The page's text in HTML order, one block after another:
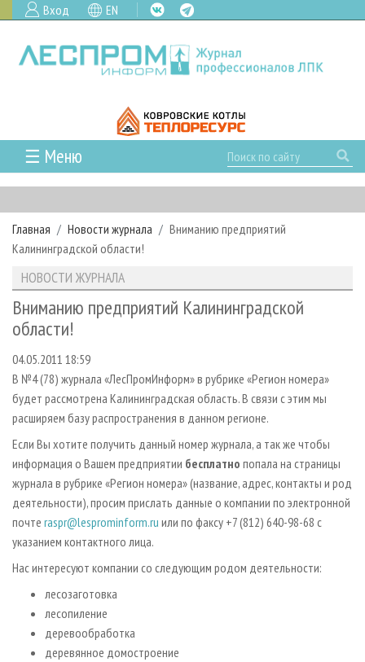
Вход EN
☰ Меню
ГЛАВНАЯ
РУБРИКИ И ТЕМЫ
РУБРИКИ ЖУРНАЛА
ЛЕСОЗАГОТОВКА
ЛЕСОПИЛЕНИЕ
СУШКА ДРЕВЕСИНЫ
ПРОИЗВОДСТВО ДРЕВЕСНЫХ ПЛИТ
ДЕРЕВЯННОЕ ДОМОСТРОЕНИЕ
ПРОИЗВОДСТВО МЕБЕЛИ
БИОЭНЕРГЕТИКА
ЦБП
ИНСТРУМЕНТ И МАТЕРИАЛЫ
НОВОСТИ
НОВОСТИ ЛПК
НОВОСТИ ЖУРНАЛА
ПРОЕКТЫ ЛПИ
АНАЛИТИКА
ПРЕДПРИЯТИЯ ЛПК
ПЕРСОНЫ
МОБИЛЬНЫЕ ВЫСТАВКИ
ОФИЦИАЛЬНЫЕ ДЕЛЕГАЦИИ
ПРИОРИТЕТНЫЕ ИНВЕСТПРОЕКТЫ
RUSSIAN FORESTRY REVIEW
ГАЗЕТА ЛЕСПРОМФОРУМ
БИБЛИОТЕКА СПЕЦИАЛИСТА
АРХИВ ЖУРНАЛОВ
О ЖУРНАЛЕ
ПОДПИСКА
КОНТАКТЫ
РЕКЛАМОДАТЕЛЯМ
РЕКЛАМА
РЕКЛАМА НА САЙТЕ
Главная Новости журнала
Вниманию предприятий
Калининградской области!
НОВОСТИ ЖУРНАЛА
Вниманию предприятий Калининградской
области!
04.05.2011 18:59
В №4 (78) журнала «ЛесПромИнформ» в рубрике «Регион номера»
будет рассмотрена Калининградская область. В связи с этим мы
расширяем базу распространения в данном регионе.
Если Вы хотите получить данный номер журнала, а так же чтобы
информация о Вашем предприятии бесплатно попала на страницы
журнала в рубрике «Регион номера» (название, адрес, контакты и род
деятельности), просим прислать данные о компании по электронной
почте raspr@lesprominform.ru или по факсу +7 (812) 640-98-68 с
указанием контактного лица.
Нас интересуют компании со следующим родом деятельности:
лесозаготовка
лесопиление
деревообработка
деревянное домостроение